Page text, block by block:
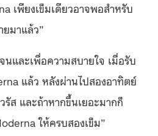
เพียงเข็มเดียวอาจพอสำหรับ
มาแล้ว”
นและเพื่อความสบายใจ เมื่อรับ
แล้ว หลังผ่านไปสองอาทิตย์
ส และถ้าหากขึ้นเยอะมากก็
ให้ครบสองเข็ม”